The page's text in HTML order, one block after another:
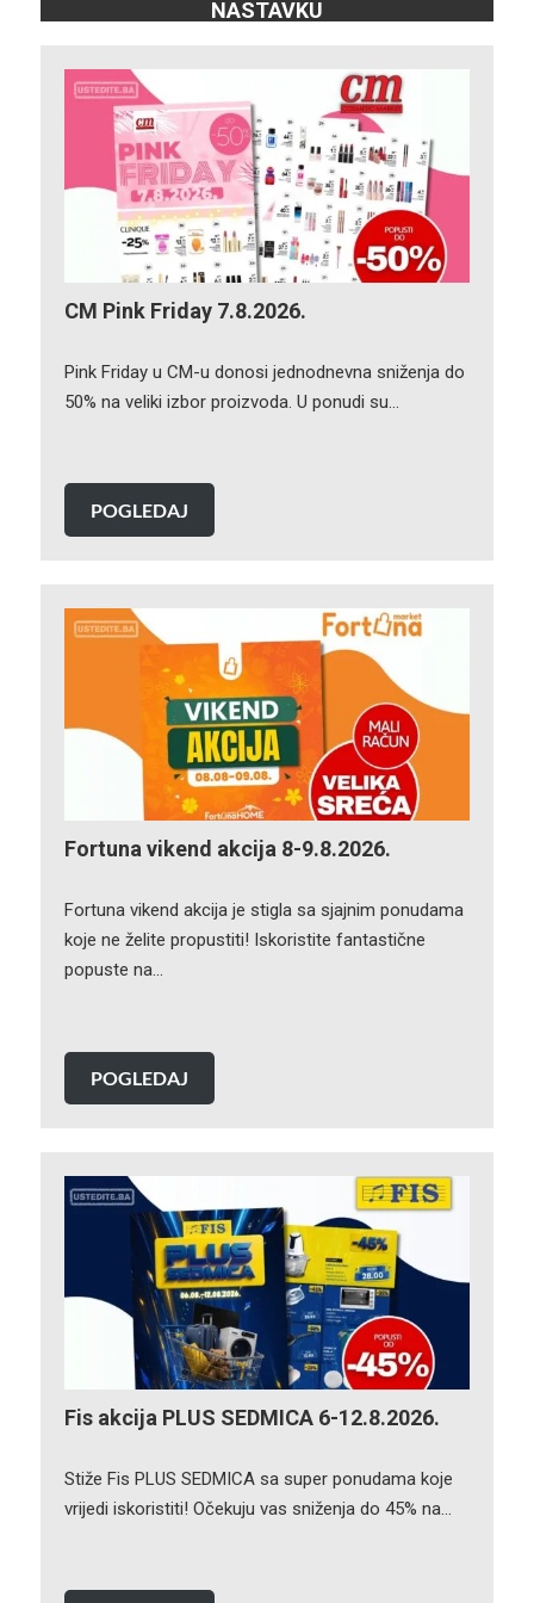
NASTAVKU
CM Pink Friday 7.8.2026.
Pink Friday u CM-u donosi jednodnevna sniženja do
50% na veliki izbor proizvoda. U ponudi su…
POGLEDAJ
Fortuna vikend akcija 8-9.8.2026.
Fortuna vikend akcija je stigla sa sjajnim ponudama
koje ne želite propustiti! Iskoristite fantastične
popuste na…
POGLEDAJ
Fis akcija PLUS SEDMICA 6-12.8.2026.
Stiže Fis PLUS SEDMICA sa super ponudama koje
vrijedi iskoristiti! Očekuju vas sniženja do 45% na…